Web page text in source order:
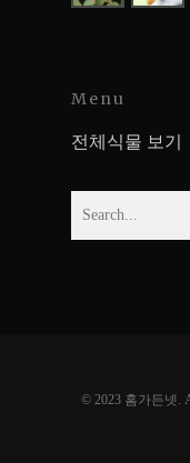
Menu
전체식물 보기
© 2023 홈가든넷.